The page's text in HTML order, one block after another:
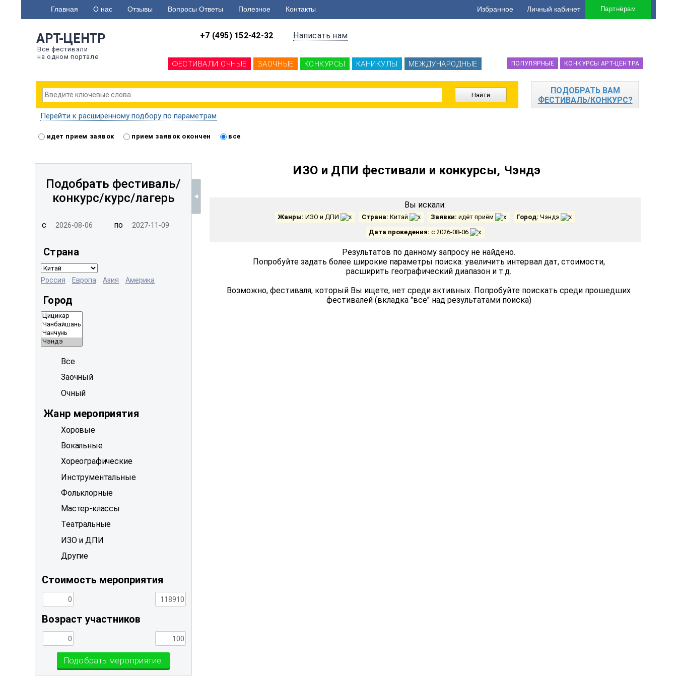
Главная О нас Отзывы Вопросы Ответы Полезное Контакты Партнёрам
Личный кабинет
Избранное
АРТ-ЦЕНТР
Все фестивали
на одном портале
+7 (495) 152-42-32 Написать нам
ФЕСТИВАЛИ ОЧНЫЕ ЗАОЧНЫЕ КОНКУРСЫ КАНИКУЛЫ МЕЖДУНАРОДНЫЕ КОНКУРСЫ АРТ-ЦЕНТРА
ПОПУЛЯРНЫЕ
ПОДОБРАТЬ ВАМ
ФЕСТИВАЛЬ/КОНКУРС?
Перейти к расширенному подбору по параметрам
идет прием заявок прием заявок окончен все
ИЗО и ДПИ фестивали и конкурсы, Чэндэ
Подобрать фестиваль/
конкурс/курс/лагерь
с по
Страна
Россия Европа Азия Америка
Город
Все
Заочный
Очный
Жанр мероприятия
Хоровые
Вокальные
Хореографические
Инструментальные
Фольклорные
Мастер-классы
Театральные
ИЗО и ДПИ
Другие
Стоимость мероприятия
Возраст участников
Подобрать мероприятие
Вы искали:
Жанры: ИЗО и ДПИ Страна: Китай Заявки: идёт приём Город: Чэндэ
Дата проведения: с 2026-08-06
Результатов по данному запросу не найдено.
Попробуйте задать более широкие параметры поиска: увеличить интервал дат, стоимости,
расширить географический диапазон и т.д.
Возможно, фестиваля, который Вы ищете, нет среди активных. Попробуйте поискать среди прошедших
фестивалей (вкладка "все" над результатами поиска)